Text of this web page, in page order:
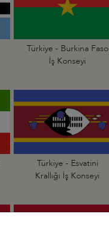
Türkiye - Burkina Faso
İş Konseyi
Türkiye - Esvatini
Krallığı İş Konseyi